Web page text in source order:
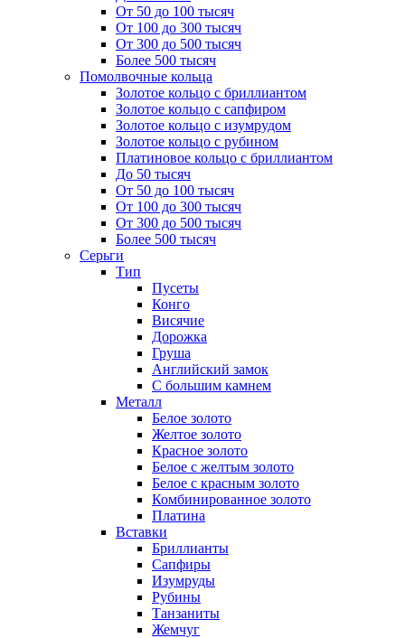
От 50 до 100 тысяч
От 100 до 300 тысяч
От 300 до 500 тысяч
Более 500 тысяч
Помолвочные кольца
Золотое кольцо с бриллиантом
Золотое кольцо с сапфиром
Золотое кольцо с изумрудом
Золотое кольцо с рубином
Платиновое кольцо с бриллиантом
До 50 тысяч
От 50 до 100 тысяч
От 100 до 300 тысяч
От 300 до 500 тысяч
Более 500 тысяч
Серьги
Тип
Пусеты
Конго
Висячие
Дорожка
Груша
Английский замок
С большим камнем
Металл
Белое золото
Желтое золото
Красное золото
Белое с желтым золото
Белое с красным золото
Комбинированное золото
Платина
Вставки
Бриллианты
Сапфиры
Изумруды
Рубины
Танзаниты
Жемчуг